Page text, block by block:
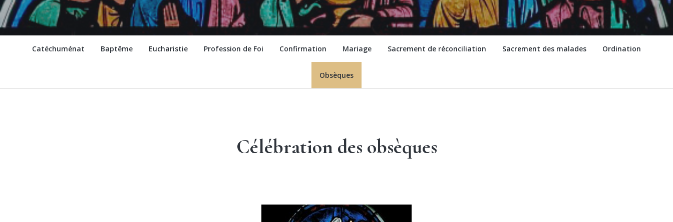
Catéchuménat Baptême Eucharistie Profession de Foi Confirmation Mariage Sacrement de réconciliation Sacrement des malades Ordination
Obsèques
Célébration des obsèques